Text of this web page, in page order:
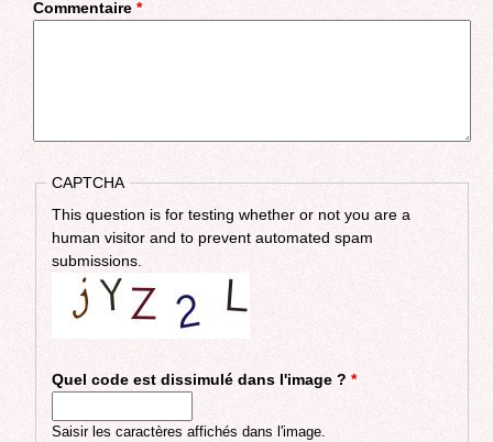
Commentaire *
CAPTCHA
This question is for testing whether or not you are a
human visitor and to prevent automated spam
submissions.
Quel code est dissimulé dans l'image ? *
Saisir les caractères affichés dans l'image.